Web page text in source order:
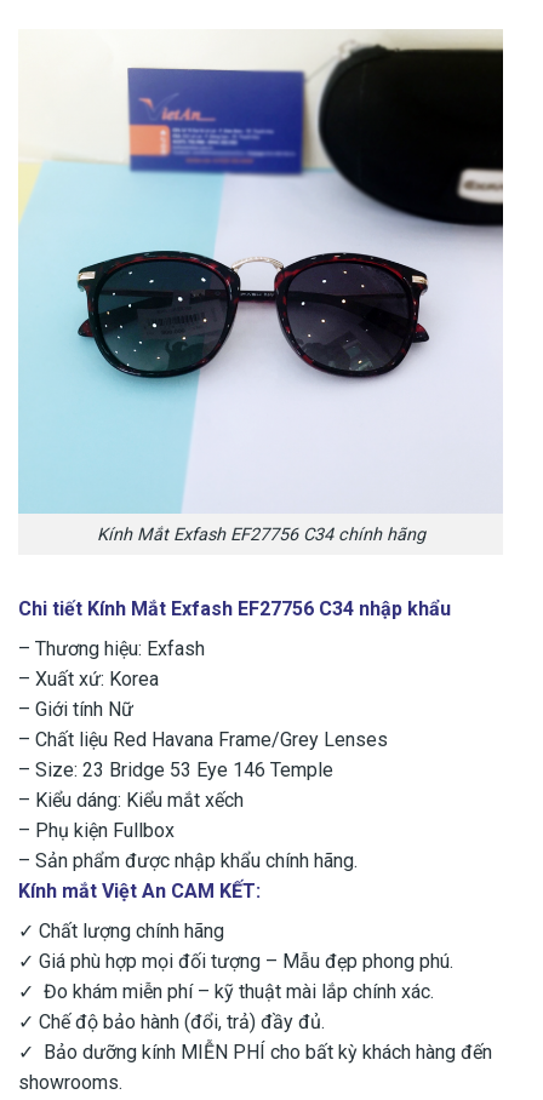
Kính Mắt Exfash EF27756 C34 chính hãng
Chi tiết Kính Mắt Exfash EF27756 C34 nhập khẩu
– Thương hiệu: Exfash
– Xuất xứ: Korea
– Giới tính Nữ
– Chất liệu Red Havana Frame/Grey Lenses
– Size: 23 Bridge 53 Eye 146 Temple
– Kiểu dáng: Kiểu mắt xếch
– Phụ kiện Fullbox
– Sản phẩm được nhập khẩu chính hãng.
Kính mắt Việt An CAM KẾT:
✓ Chất lượng chính hãng
✓ Giá phù hợp mọi đối tượng – Mẫu đẹp phong phú.
✓ Đo khám miễn phí – kỹ thuật mài lắp chính xác.
✓ Chế độ bảo hành (đổi, trả) đầy đủ.
✓ Bảo dưỡng kính MIỄN PHÍ cho bất kỳ khách hàng đến
showrooms.